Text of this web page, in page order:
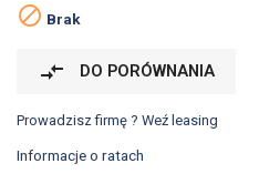
 Brak
compare_arrows DO PORÓWNANIA
Prowadzisz firmę ? Weź leasing
Informacje o ratach